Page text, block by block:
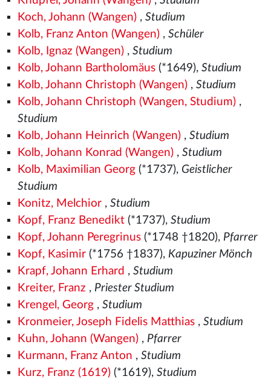
Koch, Johann (Wangen), Studium
Kolb, Franz Anton (Wangen), Schüler
Kolb, Ignaz (Wangen), Studium
Kolb, Johann Bartholomäus(*1649), Studium
Kolb, Johann Christoph (Wangen), Studium
Kolb, Johann Christoph (Wangen, Studium),
Studium
Kolb, Johann Heinrich (Wangen), Studium
Kolb, Johann Konrad (Wangen), Studium
Kolb, Maximilian Georg(*1737), Geistlicher
Studium
Konitz, Melchior, Studium
Kopf, Franz Benedikt(*1737), Studium
Kopf, Johann Peregrinus(*1748 †1820), Pfarrer
Kopf, Kasimir(*1756 †1837), Kapuziner Mönch
Krapf, Johann Erhard , Studium
Kreiter, Franz , Priester Studium
Krengel, Georg, Studium
Kronmeier, Joseph Fidelis Matthias, Studium
Kuhn, Johann (Wangen), Pfarrer
Kurmann, Franz Anton , Studium
Kurz, Franz (1619)(*1619), Studium